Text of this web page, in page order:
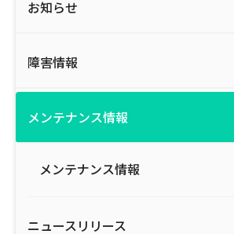
お知らせ
障害情報
メンテナンス情報
メンテナンス情報
ニュースリリース